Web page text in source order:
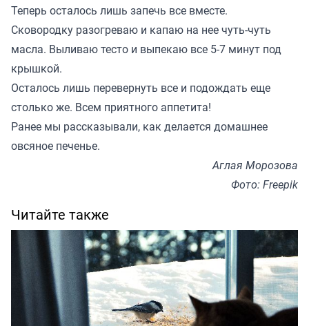
Теперь осталось лишь запечь все вместе.
Сковородку разогреваю и капаю на нее чуть-чуть
масла. Выливаю тесто и выпекаю все 5-7 минут под
крышкой.
Осталось лишь перевернуть все и подождать еще
столько же. Всем приятного аппетита!
Ранее мы рассказывали, как делается домашнее
овсяное печенье.
Аглая Морозова
Фото: Freepik
Читайте также